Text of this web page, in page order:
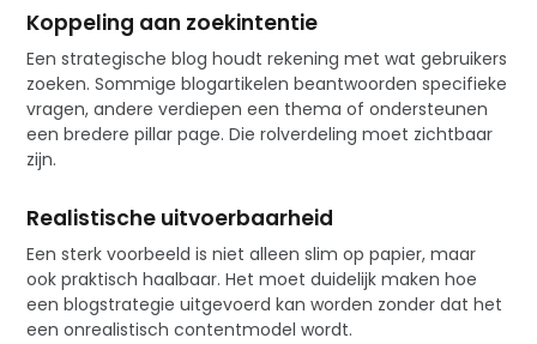
Koppeling aan zoekintentie
Een strategische blog houdt rekening met wat gebruikers
zoeken. Sommige blogartikelen beantwoorden specifieke
vragen, andere verdiepen een thema of ondersteunen
een bredere pillar page. Die rolverdeling moet zichtbaar
zijn.
Realistische uitvoerbaarheid
Een sterk voorbeeld is niet alleen slim op papier, maar
ook praktisch haalbaar. Het moet duidelijk maken hoe
een blogstrategie uitgevoerd kan worden zonder dat het
een onrealistisch contentmodel wordt.